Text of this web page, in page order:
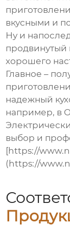
вкусными и
Ну и
продвинутый
хорошего
Главное –
надежный
например, в
выбор и
[https://
(https://